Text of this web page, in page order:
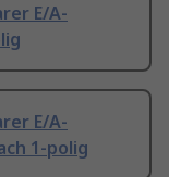
E/A-
E/A-
1-polig